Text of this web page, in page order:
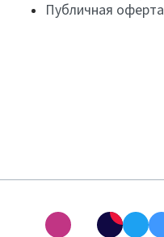
Публичная оферта